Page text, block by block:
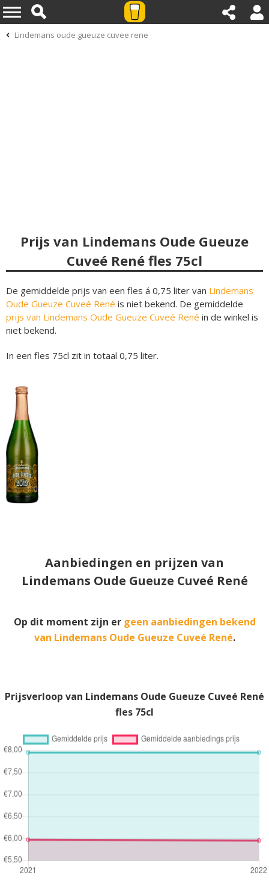
Lindemans oude gueuze cuvee rene
Prijs van Lindemans Oude Gueuze
Cuveé René fles 75cl
De gemiddelde prijs van een fles á 0,75 liter van Lindemans
Oude Gueuze Cuveé René is niet bekend. De gemiddelde
prijs van Lindemans Oude Gueuze Cuveé René in de winkel is
niet bekend.
In een fles 75cl zit in totaal 0,75 liter.
Aanbiedingen en prijzen van
Lindemans Oude Gueuze Cuveé René
Op dit moment zijn er geen aanbiedingen bekend
van Lindemans Oude Gueuze Cuveé René.
Prijsverloop van Lindemans Oude Gueuze Cuveé René
fles 75cl